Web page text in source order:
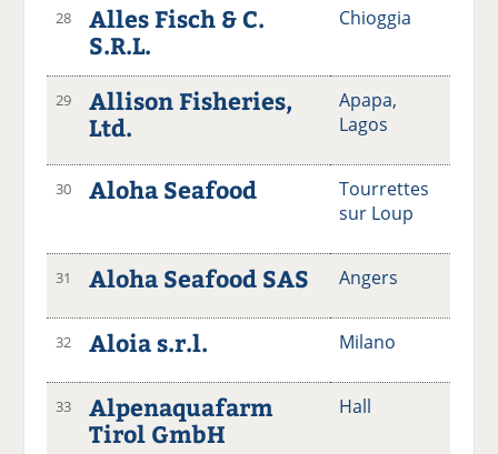
28
Alles Fisch & C.
S.R.L.
Chioggia
29
Allison Fisheries,
Ltd.
Apapa,
Lagos
30 Aloha Seafood
Tourrettes
sur Loup
31 Aloha Seafood SAS Angers
32 Aloia s.r.l. Milano
33
Alpenaquafarm
Tirol GmbH
Hall